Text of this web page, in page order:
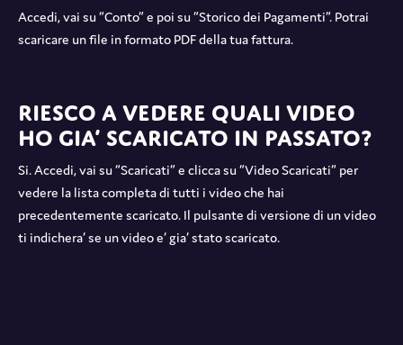
Accedi, vai su “Conto” e poi su “Storico dei Pagamenti”. Potrai
scaricare un file in formato PDF della tua fattura.
Riesco a vedere quali video
ho gia’ scaricato in passato?
Si. Accedi, vai su “Scaricati” e clicca su “Video Scaricati” per
vedere la lista completa di tutti i video che hai
precedentemente scaricato. Il pulsante di versione di un video
ti indichera’ se un video e’ gia’ stato scaricato.